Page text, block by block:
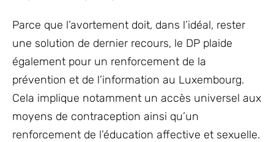
Parce que l’avortement doit, dans l’idéal, rester
une solution de dernier recours, le DP plaide
également pour un renforcement de la
prévention et de l’information au Luxembourg.
Cela implique notamment un accès universel aux
moyens de contraception ainsi qu’un
renforcement de l’éducation affective et sexuelle.